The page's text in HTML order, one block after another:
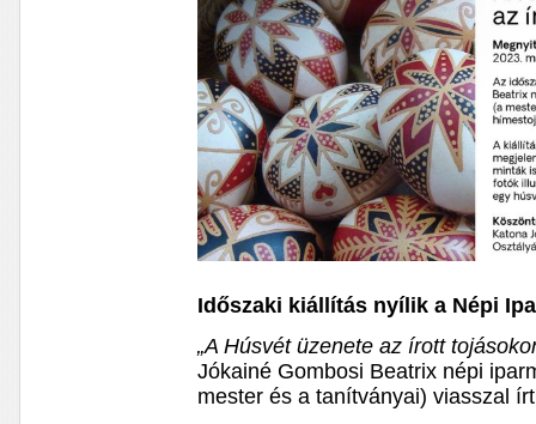
Időszaki kiállítás nyílik a Népi
„A Húsvét üzenete az írott
Jókainé Gombosi Beatrix népi
mester és a tanítványai) viasszal